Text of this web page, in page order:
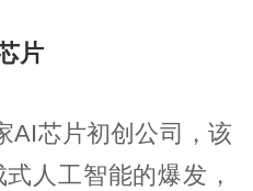
片
AI芯片初创公司，该
人工智能的爆发，